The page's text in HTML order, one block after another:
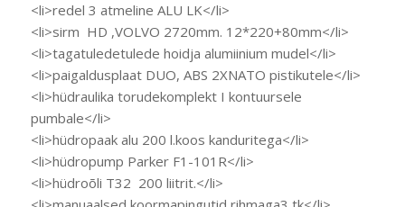
<li>redel 3 atmeline ALU LK</li>
<li>sirm HD ,VOLVO 2720mm. 12*220+80mm</li>
<li>tagatuledetulede hoidja alumiinium mudel</li>
<li>paigaldusplaat DUO, ABS 2XNATO pistikutele</li>
<li>hüdraulika torudekomplekt I kontuursele
pumbale</li>
<li>hüdropaak alu 200 l.koos kanduritega</li>
<li>hüdropump Parker F1-101R</li>
<li>hüdroõli T32 200 liitrit.</li>